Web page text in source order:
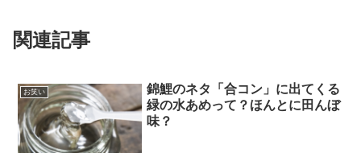
関連記事
お笑い
錦鯉のネタ「合コン」に出てくる
緑の水あめって？ほんとに田んぼ
味？